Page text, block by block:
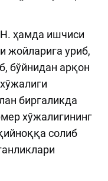
ҳамда ишчиси
жойларига уриб,
бўйнидан арқон
биргаликда
хўжалигининг
солиб